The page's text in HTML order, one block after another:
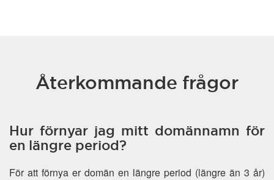
Återkommande frågor
Hur förnyar jag mitt domännamn för
en längre period?
För att förnya er domän en längre period (längre än 3 år)